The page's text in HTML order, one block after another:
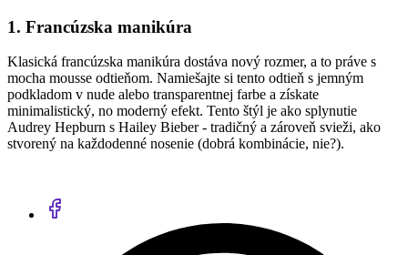
1. Francúzska manikúra
Klasická francúzska manikúra dostáva nový rozmer, a to práve s
mocha mousse odtieňom. Namiešajte si tento odtieň s jemným
podkladom v nude alebo transparentnej farbe a získate
minimalistický, no moderný efekt. Tento štýl je ako splynutie
Audrey Hepburn s Hailey Bieber - tradičný a zároveň svieži, ako
stvorený na každodenné nosenie (dobrá kombinácie, nie?).